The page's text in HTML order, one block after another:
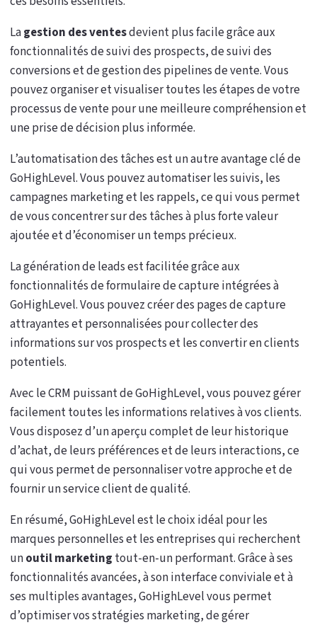
Lagestion des ventesdevient plus facile grâce aux
fonctionnalités de suivi des prospects, de suivi des
conversions et de gestion des pipelines de vente. Vous
pouvez organiser et visualiser toutes les étapes de votre
processus de vente pour une meilleure compréhension et
une prise de décision plus informée.
L’automatisation des tâches est un autre avantage clé de
GoHighLevel. Vous pouvez automatiser les suivis, les
campagnes marketing et les rappels, ce qui vous permet
de vous concentrer sur des tâches à plus forte valeur
ajoutée et d’économiser un temps précieux.
La génération de leads est facilitée grâce aux
fonctionnalités de formulaire de capture intégrées à
GoHighLevel. Vous pouvez créer des pages de capture
attrayantes et personnalisées pour collecter des
informations sur vos prospects et les convertir en clients
potentiels.
Avec le CRM puissant de GoHighLevel, vous pouvez gérer
facilement toutes les informations relatives à vos clients.
Vous disposez d’un aperçu complet de leur historique
d’achat, de leurs préférences et de leurs interactions, ce
qui vous permet de personnaliser votre approche et de
fournir un service client de qualité.
En résumé, GoHighLevel est le choix idéal pour les
marques personnelles et les entreprises qui recherchent
unoutil marketing tout-en-un performant. Grâce à ses
fonctionnalités avancées, à son interface conviviale et à
ses multiples avantages, GoHighLevel vous permet
d’optimiser vos stratégies marketing, de gérer